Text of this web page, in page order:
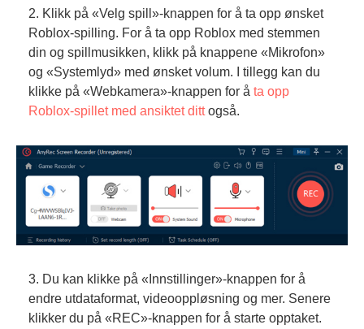
2. Klikk på «Velg spill»-knappen for å ta opp ønsket
Roblox-spilling. For å ta opp Roblox med stemmen
din og spillmusikken, klikk på knappene «Mikrofon»
og «Systemlyd» med ønsket volum. I tillegg kan du
klikke på «Webkamera»-knappen for å ta opp
Roblox-spillet med ansiktet dittogså.
3. Du kan klikke på «Innstillinger»-knappen for å
endre utdataformat, videooppløsning og mer. Senere
klikker du på «REC»-knappen for å starte opptaket.